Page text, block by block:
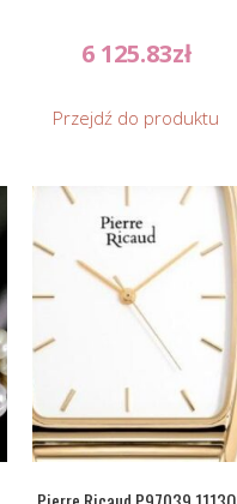
6 125.83zł
Przejdź do produktu